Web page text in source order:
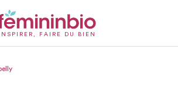
INSPIRER, FAIRE DU BIEN